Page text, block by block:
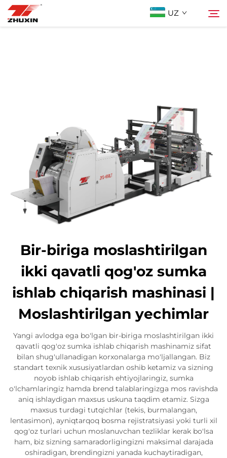
UZ
Yangiliklar
Bog'lanish
FAQ
Bir-biriga moslashtirilgan
ikki qavatli qog'oz sumka
ishlab chiqarish mashinasi |
Moslashtirilgan yechimlar
Yangi avlodga ega bo'lgan bir-biriga moslashtirilgan ikki
qavatli qog'oz sumka ishlab chiqarish mashinamiz sifat
bilan shug'ullanadigan korxonalarga mo'ljallangan. Biz
standart texnik xususiyatlardan oshib ketamiz va sizning
noyob ishlab chiqarish ehtiyojlaringiz, sumka
o'lchamlaringiz hamda brend talablaringizga mos ravishda
aniq ishlaydigan maxsus uskuna taqdim etamiz. Sizga
maxsus turdagi tutqichlar (tekis, burmalangan,
lentasimon), ayniqtarqoq bosma rejistratsiyasi yoki turli xil
qog'oz turlari uchun moslanuvchan tezliklar kerak bo'lsa
ham, biz sizning samaradorligingizni maksimal darajada
oshiradigan, brendingizni yanada kuchaytiradigan,